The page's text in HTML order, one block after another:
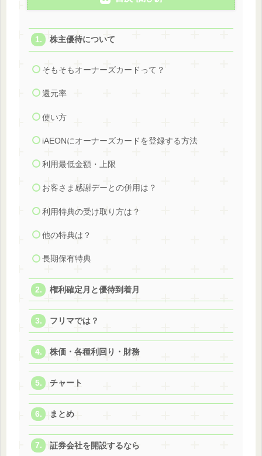
株主優待について
そもそもオーナーズカードって？
還元率
使い方
iAEONにオーナーズカードを登録する方法
利用最低金額・上限
お客さま感謝デーとの併用は？
利用特典の受け取り方は？
他の特典は？
長期保有特典
権利確定月と優待到着月
フリマでは？
株価・各種利回り・財務
チャート
まとめ
証券会社を開設するなら